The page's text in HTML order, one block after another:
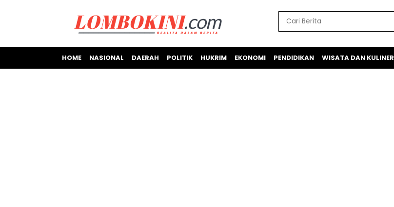
HOME NASIONAL DAERAH POLITIK HUKRIM EKONOMI PENDIDIKAN WISATA DAN KULINER